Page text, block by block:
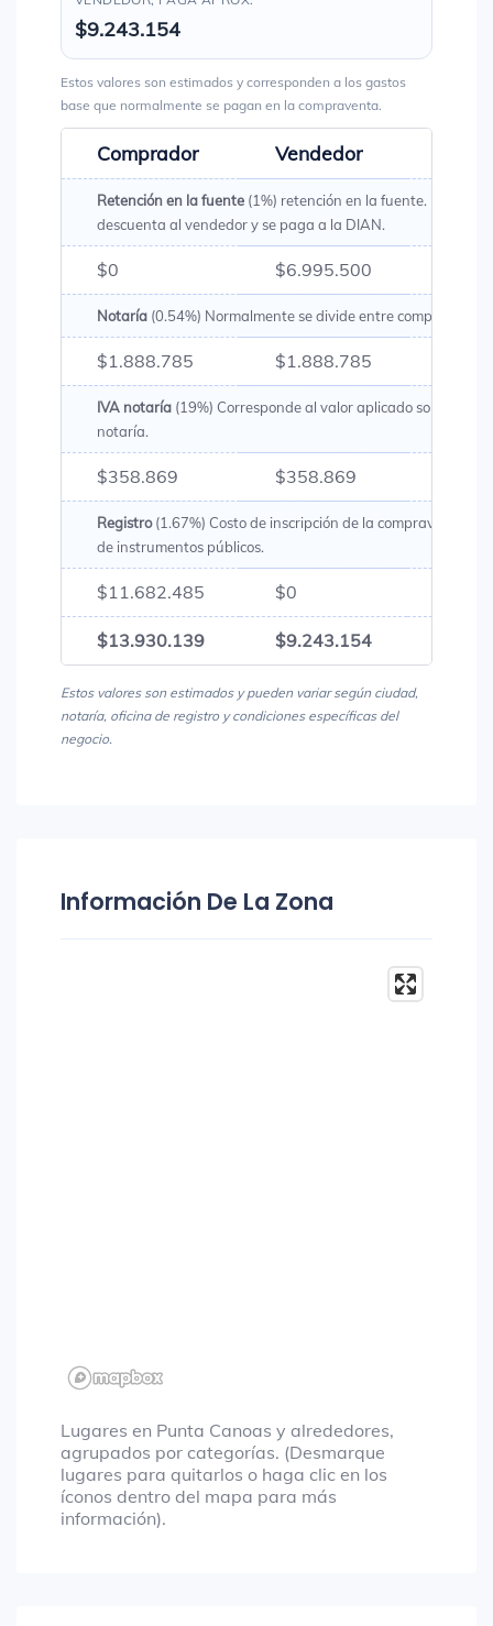
$9.243.154
Estos valores son estimados y corresponden a los gastos
base que normalmente se pagan en la compraventa.
Comprador Vendedor
Retención en la fuente (1%) retención en la fuente. Es un
descuenta al vendedor y se paga a la DIAN.
$0 $6.995.500
Notaría (0.54%) Normalmente se divide entre comprador y
$1.888.785 $1.888.785
IVA notaría (19%) Corresponde al valor aplicado sobre los
notaría.
$358.869 $358.869
Registro(1.67%) Costo de inscripción de la compraventa en
de instrumentos públicos.
$11.682.485 $0
$13.930.139 $9.243.154
Estos valores son estimados y pueden variar según ciudad,
notaría, oficina de registro y condiciones específicas del
negocio.
Información De La Zona
Lugares en Punta Canoas y alrededores,
agrupados por categorías. (Desmarque
lugares para quitarlos o haga clic en los
íconos dentro del mapa para más
información).